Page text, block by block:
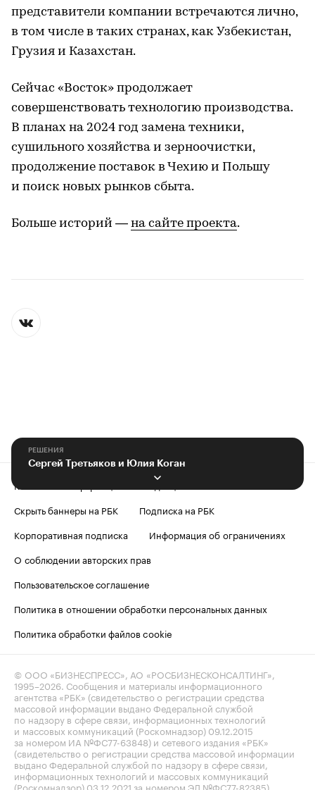
представители компании встречаются лично,
в том числе в таких странах, как Узбекистан,
Грузия и Казахстан.
Сейчас «Восток» продолжает
совершенствовать технологию производства.
В планах на 2024 год замена техники,
сушильного хозяйства и зерноочистки,
продолжение поставок в Чехию и Польшу
и поиск новых рынков сбыта.
Больше историй — на сайте проекта.
РЕШЕНИЯ
Сергей Третьяков и Юлия Коган
Контактная информация
Скрыть баннеры на РБК
Подписка на РБК
Корпоративная подписка
Информация об ограничениях
О соблюдении авторских прав
Пользовательское соглашение
Политика в отношении обработки персональных данных
Политика обработки файлов cookie
© ООО «БИЗНЕСПРЕСС», АО «РОСБИЗНЕСКОНСАЛТИНГ»,
1995–2026. Сообщения и материалы информационного
агентства «РБК» (свидетельство о регистрации средства
массовой информации выдано Федеральной службой
по надзору в сфере связи, информационных технологий
и массовых коммуникаций (Роскомнадзор) 09.12.2015
за номером ИА №ФС77-63848) и сетевого издания «РБК»
(свидетельство о регистрации средства массовой информации
выдано Федеральной службой по надзору в сфере связи,
информационных технологий и массовых коммуникаций
(Роскомнадзор) 03.12.2021 за номером ЭЛ №ФС77-82385)